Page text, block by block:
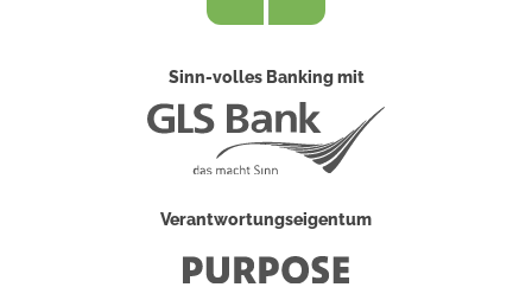
Sinn-volles Banking mit
Verantwortungseigentum